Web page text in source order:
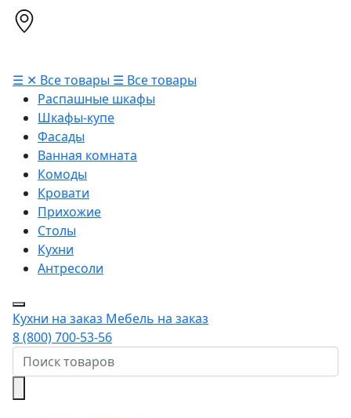
☰ ✕ Все товары ☰ Все товары
Распашные шкафы
Шкафы-купе
Фасады
Ванная комната
Комоды
Кровати
Прихожие
Столы
Кухни
Антресоли
Кухни на заказ Мебель на заказ
8 (800) 700-53-56